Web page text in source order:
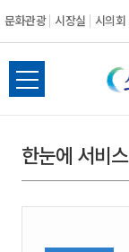
문화관광 시장실 시의회
전
체
뉴
열
한눈에 서비스